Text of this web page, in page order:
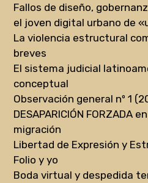
Fallos de diseño,
el joven digital urbano de
La violencia estructural
breves
El sistema judicial
conceptual
Observación general nº 1
DESAPARICIÓN FORZADA
migración
Libertad de Expresión y
Folio y yo
Boda virtual y despedida